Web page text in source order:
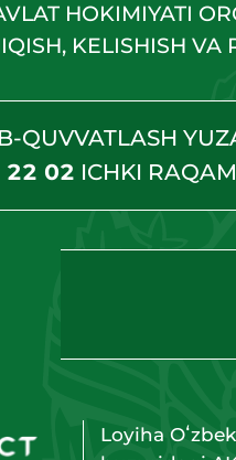
HOKIMIYATI
KELISHISH VA
QUVVATLASH
22 02 ICHKI RAQAM
Loyiha